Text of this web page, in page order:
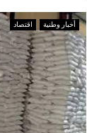
أخبار وطنية اقتصاد